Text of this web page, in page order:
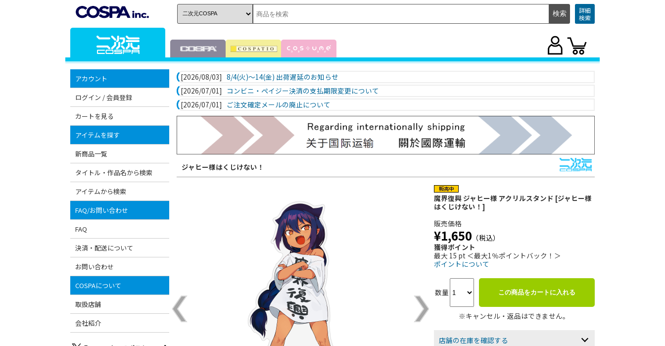
詳細
検索
アカウント
ログイン / 会員登録
カートを見る
アイテムを探す
新商品一覧
タイトル・作品名から検索
アイテムから検索
FAQ/お問い合わせ
FAQ
決済・配送について
お問い合わせ
COSPAについて
取扱店舗
会社紹介
[2026/08/03] 8/4(火)～14(金) 出荷遅延のお知らせ
[2026/07/01]
コンビニ・ペイジー決済の支払期限変更について
[2026/07/01]
ご注文確定メールの廃止について
ジャヒー様はくじけない！
魔界復興 ジャヒー様 アクリルスタンド [ジャヒー様
はくじけない！]
販売価格
¥1,650 （税込）
獲得ポイント
最大 15 pt ＜最大1％ポイントバック！＞
ポイントについて
数量 この商品をカートに入れる
※キャンセル・返品はできません。
店舗の在庫を確認する